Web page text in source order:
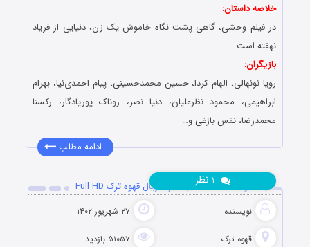
خلاصه داستان:
در فیلم وحشی، گاهی پشت نگاه خاموش یک زن، دنیایی از فریاد
نهفته‌ است…
بازیگران:
رویا نونهالی، الهام کردا، حسین محمدحسینی، پیام احمدی‌نیا، بهرام
ابراهیمی، محمود نظرعلیان، دنیا نصر، روناک پوریادگار، رکسنا
محمدرضا، نفس بازغی و…
ادامه مطلب
دانلود قسمت 18 هجدهم سریال قهوه ترک Full HD
نویسنده ۲۷ شهریور ۱۴۰۲
قهوه ترک ۵۱۰۵۷ بازدید
نظر